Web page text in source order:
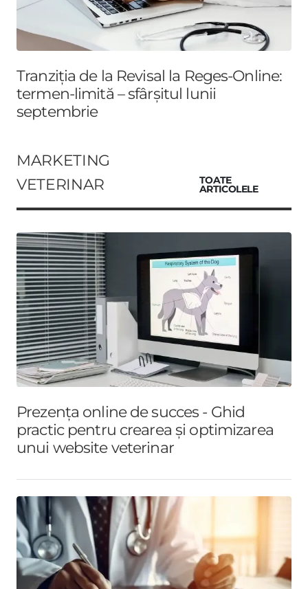
Tranziția de la Revisal la Reges-Online:
termen-limită – sfârșitul lunii
septembrie
MARKETING
VETERINAR
TOATE
ARTICOLELE
Prezența online de succes - Ghid
practic pentru crearea și optimizarea
unui website veterinar